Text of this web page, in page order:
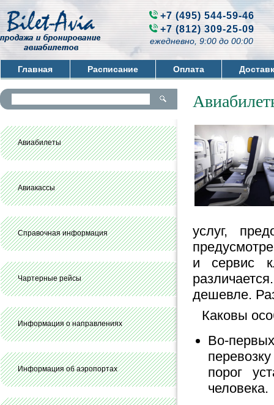
+7 (495) 544-59-46
+7 (812) 309-25-09
ежедневно, 9:00 до 00:00
Главная Расписание Оплата
Контакты
услуг,
и сервис
дешевле.
Каковы
Во-
порог
человека.
Авиабилеты
Авиакассы
Справочная информация
Чартерные рейсы
Информация о направлениях
Информация об аэропортах